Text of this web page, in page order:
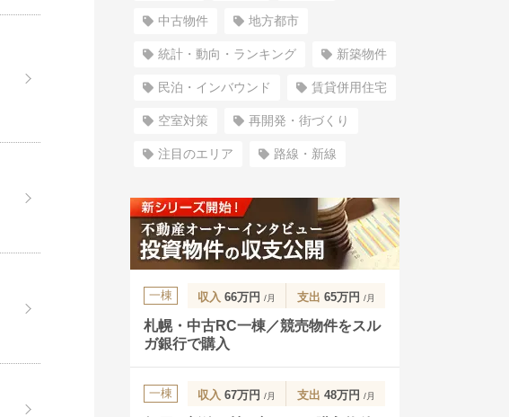
中古物件 地方都市
統計・動向・ランキング 新築物件
民泊・インバウンド 賃貸併用住宅
空室対策 再開発・街づくり
注目のエリア 路線・新線
一棟 収入 66万円 /月 支出 65万円 /月
札幌・中古RC一棟／競売物件をスル
ガ銀行で購入
一棟 収入 67万円 /月 支出 48万円 /月